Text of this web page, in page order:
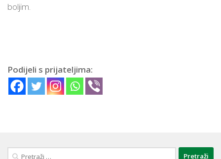
boljim.
Podijeli s prijateljima:
Pretraži: